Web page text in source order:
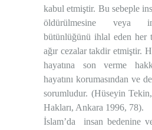
kabul etmiştir. Bu sebeple
öldürülmesine veya
bütünlüğünü ihlal eden her
ağır cezalar takdir etmiştir.
hayatına son verme
hayatını korumasından ve
sorumludur. (Hüseyin
Hakları, Ankara 1996, 78).
İslam’da insan bedenine